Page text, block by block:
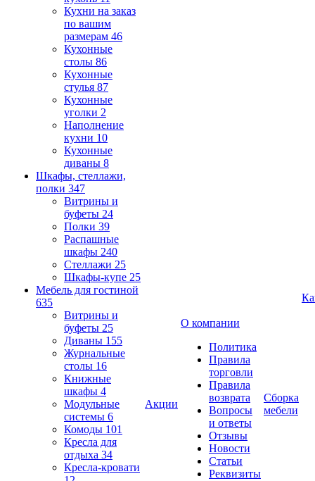
Кухни на заказ
по вашим
размерам 46
Кухонные
столы 86
Кухонные
стулья 87
Кухонные
уголки 2
Наполнение
кухни 10
Кухонные
диваны 8
Шкафы, стеллажи,
полки 347
Витрины и
буфеты 24
Полки 39
Распашные
шкафы 240
Стеллажи 25
Шкафы-купе 25
Мебель для гостиной
635
Витрины и
буфеты 25
Диваны 155
Журнальные
столы 16
Книжные
шкафы 4
Модульные
системы 6
Комоды 101
Кресла для
отдыха 34
Кресла-кровати
Акции
О компании
Политика
Правила
торговли
Правила
возврата
Вопросы
и ответы
Отзывы
Новости
Статьи
Реквизиты
Сборка
мебели